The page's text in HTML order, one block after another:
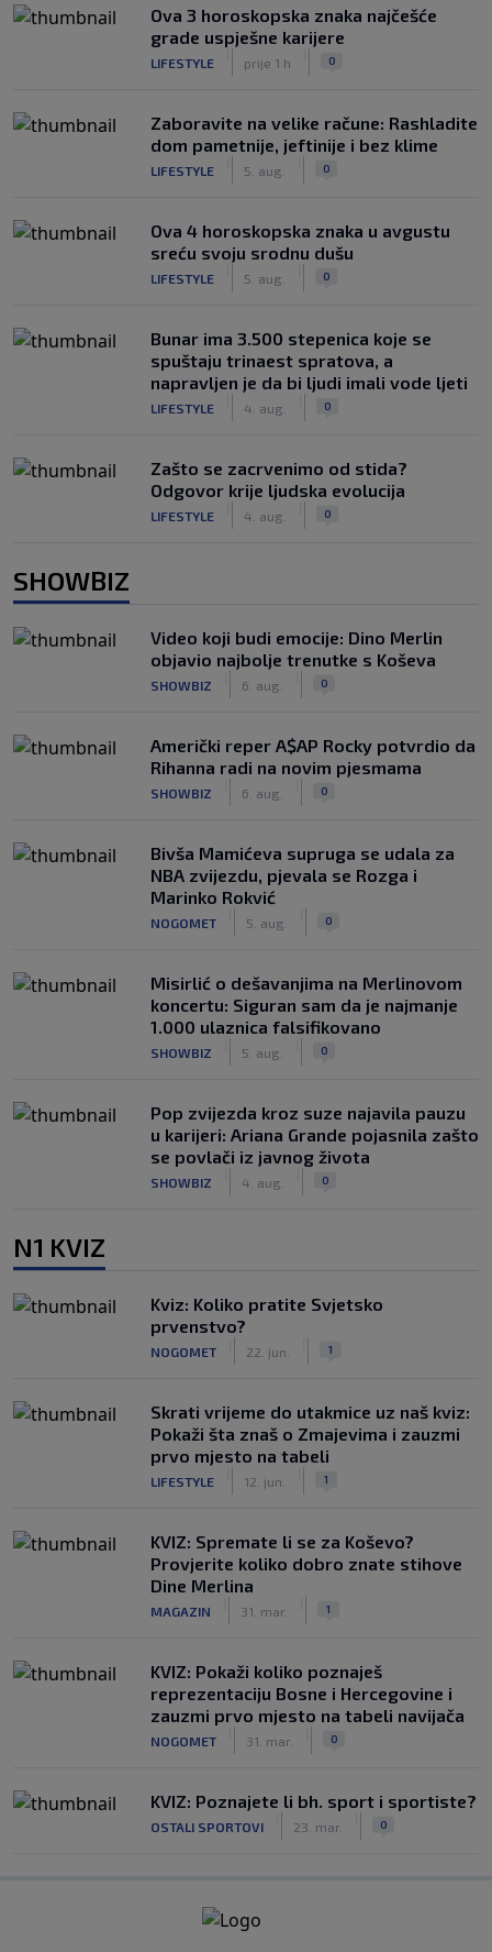
Ova 3 horoskopska znaka najčešće
grade uspješne karijere
LIFESTYLE prije 1 h 0
Zaboravite na velike račune: Rashladite
dom pametnije, jeftinije i bez klime
LIFESTYLE 5. aug. 0
Ova 4 horoskopska znaka u avgustu
sreću svoju srodnu dušu
LIFESTYLE 5. aug. 0
Bunar imа 3.500 stepenica koje se
spuštaju trinaest spratova, a
napravljen je da bi ljudi imali vode ljeti
LIFESTYLE 4. aug. 0
Zašto se zacrvenimo od stida?
Odgovor krije ljudska evolucija
LIFESTYLE 4. aug. 0
SHOWBIZ
Video koji budi emocije: Dino Merlin
objavio najbolje trenutke s Koševa
SHOWBIZ 6. aug. 0
Američki reper A$AP Rocky potvrdio da
Rihanna radi na novim pjesmama
SHOWBIZ 6. aug. 0
Bivša Mamićeva supruga se udala za
NBA zvijezdu, pjevala se Rozga i
Marinko Rokvić
NOGOMET 5. aug. 0
Misirlić o dešavanjima na Merlinovom
koncertu: Siguran sam da je najmanje
1.000 ulaznica falsifikovano
SHOWBIZ 5. aug. 0
Pop zvijezda kroz suze najavila pauzu
u karijeri: Ariana Grande pojasnila zašto
se povlači iz javnog života
SHOWBIZ 4. aug. 0
N1 KVIZ
Kviz: Koliko pratite Svjetsko
prvenstvo?
NOGOMET 22. jun. 1
Skrati vrijeme do utakmice uz naš kviz:
Pokaži šta znaš o Zmajevima i zauzmi
prvo mjesto na tabeli
LIFESTYLE 12. jun. 1
KVIZ: Spremate li se za Koševo?
Provjerite koliko dobro znate stihove
Dine Merlina
MAGAZIN 31. mar. 1
KVIZ: Pokaži koliko poznaješ
reprezentaciju Bosne i Hercegovine i
zauzmi prvo mjesto na tabeli navijača
NOGOMET 31. mar. 0
KVIZ: Poznajete li bh. sport i sportiste?
OSTALI SPORTOVI 23. mar. 0